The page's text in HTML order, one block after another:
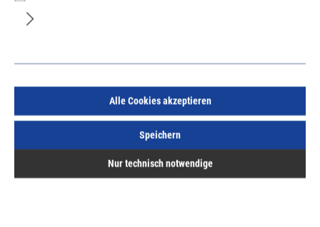
Oliver Prestel
Stützfuss Typ 32 HVN-St
Lief.-ArtNr.:100615
ME:Stück| VE:1| PE:1
inkl. MwSt, zzgl. Versand
Alle Cookies akzeptieren
Speichern
Nur technisch notwendige